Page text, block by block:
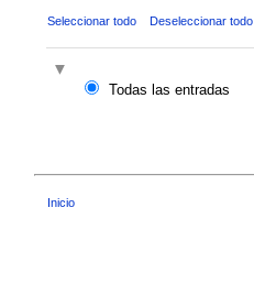
Seleccionar todo Deseleccionar todo
Todas las entradas
Inicio